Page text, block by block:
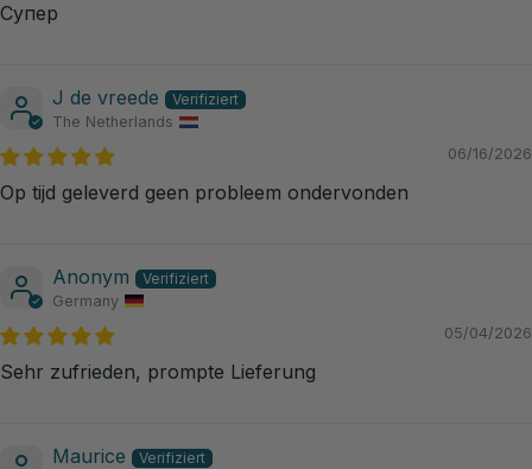
Супер
J de vreede
The Netherlands
06/16/2026
Op tijd geleverd geen probleem ondervonden
Anonym
Germany
05/04/2026
Sehr zufrieden, prompte Lieferung
Maurice